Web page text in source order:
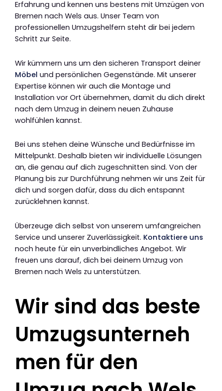
Erfahrung und kennen uns bestens mit Umzügen von
Bremen nach Wels aus. Unser Team von
professionellen Umzugshelfern steht dir bei jedem
Schritt zur Seite.
Wir kümmern uns um den sicheren Transport deiner
Möbel und persönlichen Gegenstände. Mit unserer
Expertise können wir auch die Montage und
Installation vor Ort übernehmen, damit du dich direkt
nach dem Umzug in deinem neuen Zuhause
wohlfühlen kannst.
Bei uns stehen deine Wünsche und Bedürfnisse im
Mittelpunkt. Deshalb bieten wir individuelle Lösungen
an, die genau auf dich zugeschnitten sind. Von der
Planung bis zur Durchführung nehmen wir uns Zeit für
dich und sorgen dafür, dass du dich entspannt
zurücklehnen kannst.
Überzeuge dich selbst von unserem umfangreichen
Service und unserer Zuverlässigkeit. Kontaktiere uns
noch heute für ein unverbindliches Angebot. Wir
freuen uns darauf, dich bei deinem Umzug von
Bremen nach Wels zu unterstützen.
Wir sind das beste
Umzugsunterneh
men für den